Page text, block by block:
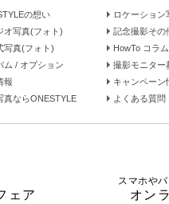
の想い
ロケーション
オ写真(フォト)
記念撮影その
写真(フォト)
HowTo コラム
ム / オプション
撮影モニター
報
キャンペーン
真ならONESTYLE よくある質問
ェア
スマホや
オン